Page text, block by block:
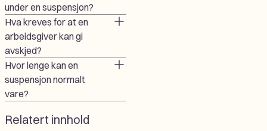
under en suspensjon?
Hva kreves for at en
arbeidsgiver kan gi
avskjed?
Hvor lenge kan en
suspensjon normalt
vare?
Relatert innhold